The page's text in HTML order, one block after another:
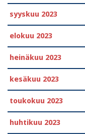
syyskuu 2023
elokuu 2023
heinäkuu 2023
kesäkuu 2023
toukokuu 2023
huhtikuu 2023